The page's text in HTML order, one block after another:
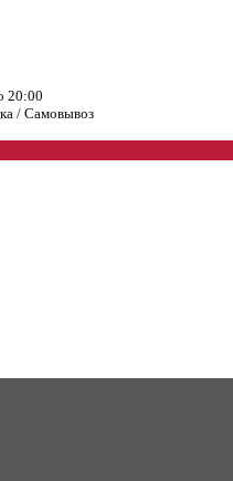
20:00
/ Самовывоз